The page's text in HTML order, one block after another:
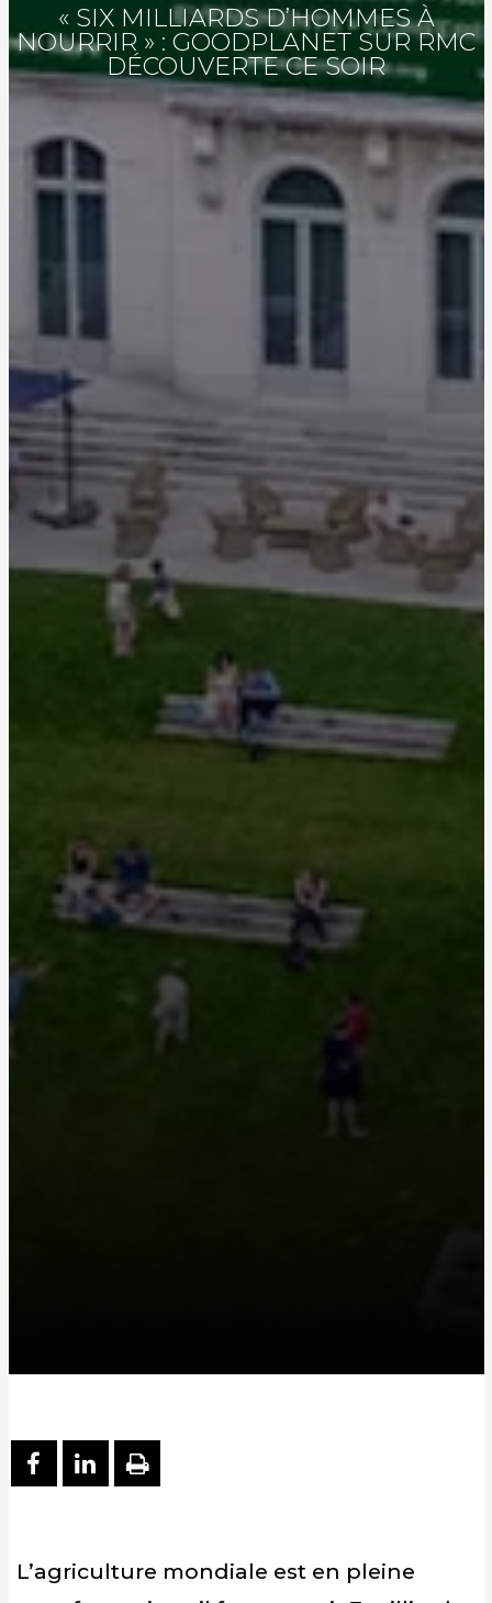
« SIX MILLIARDS D’HOMMES À
NOURRIR » : GOODPLANET SUR RMC
DÉCOUVERTE CE SOIR
PARTAGER SUR FACEBOOK
PARTAGER SUR LINKEDIN
IMPRIMER
L’agriculture mondiale est en pleine